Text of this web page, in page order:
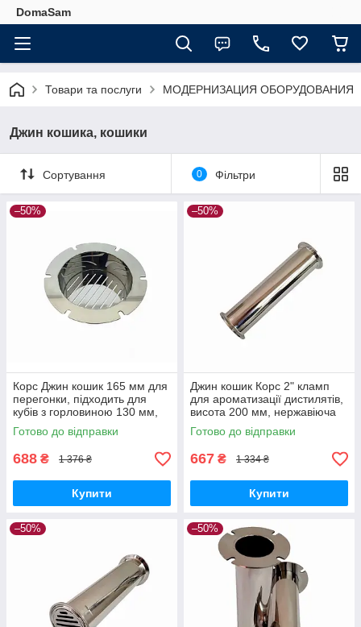
DomaSam
Товари та послуги МОДЕРНИЗАЦИЯ ОБОРУДОВАНИЯ
Джин кошика, кошики
Сортування 0 Фільтри
–50%
Корс Джин кошик 165 мм для
перегонки, підходить для
кубів з горловиною 130 мм,
для ароматизації травами
Готово до відправки
688 ₴ 1 376 ₴
Купити
–50%
Джин кошик Корс 2" кламп
для ароматизації дистилятів,
висота 200 мм, нержавіюча
сталь
Готово до відправки
667 ₴ 1 334 ₴
Купити
–50% –50%